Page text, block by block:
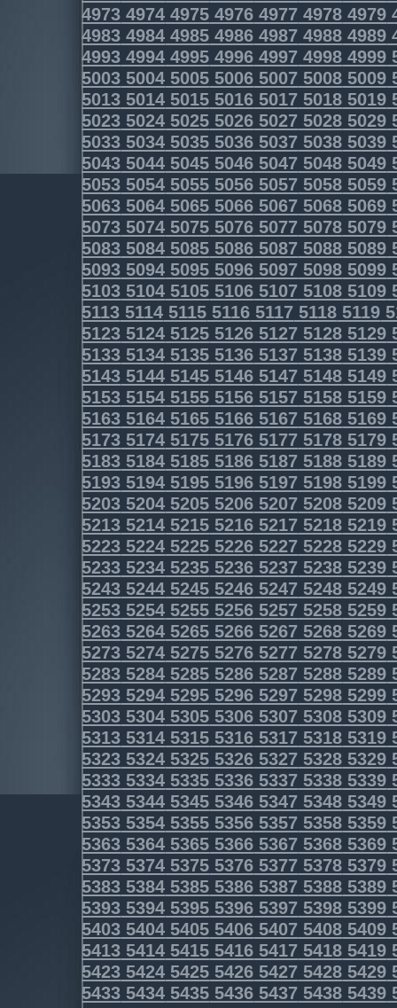
4973 4974 4975 4976 4977 4978 4979
4983 4984 4985 4986 4987 4988 4989
4993 4994 4995 4996 4997 4998 4999
5003 5004 5005 5006 5007 5008 5009
5013 5014 5015 5016 5017 5018 5019
5023 5024 5025 5026 5027 5028 5029
5033 5034 5035 5036 5037 5038 5039
5043 5044 5045 5046 5047 5048 5049
5053 5054 5055 5056 5057 5058 5059
5063 5064 5065 5066 5067 5068 5069
5073 5074 5075 5076 5077 5078 5079
5083 5084 5085 5086 5087 5088 5089
5093 5094 5095 5096 5097 5098 5099
5103 5104 5105 5106 5107 5108 5109
5113 5114 5115 5116 5117 5118 5119
5123 5124 5125 5126 5127 5128 5129
5133 5134 5135 5136 5137 5138 5139
5143 5144 5145 5146 5147 5148 5149
5153 5154 5155 5156 5157 5158 5159
5163 5164 5165 5166 5167 5168 5169
5173 5174 5175 5176 5177 5178 5179
5183 5184 5185 5186 5187 5188 5189
5193 5194 5195 5196 5197 5198 5199
5203 5204 5205 5206 5207 5208 5209
5213 5214 5215 5216 5217 5218 5219
5223 5224 5225 5226 5227 5228 5229
5233 5234 5235 5236 5237 5238 5239
5243 5244 5245 5246 5247 5248 5249
5253 5254 5255 5256 5257 5258 5259
5263 5264 5265 5266 5267 5268 5269
5273 5274 5275 5276 5277 5278 5279
5283 5284 5285 5286 5287 5288 5289
5293 5294 5295 5296 5297 5298 5299
5303 5304 5305 5306 5307 5308 5309
5313 5314 5315 5316 5317 5318 5319
5323 5324 5325 5326 5327 5328 5329
5333 5334 5335 5336 5337 5338 5339
5343 5344 5345 5346 5347 5348 5349
5353 5354 5355 5356 5357 5358 5359
5363 5364 5365 5366 5367 5368 5369
5373 5374 5375 5376 5377 5378 5379
5383 5384 5385 5386 5387 5388 5389
5393 5394 5395 5396 5397 5398 5399
5403 5404 5405 5406 5407 5408 5409
5413 5414 5415 5416 5417 5418 5419
5423 5424 5425 5426 5427 5428 5429
5433 5434 5435 5436 5437 5438 5439